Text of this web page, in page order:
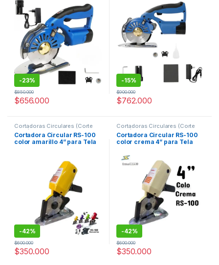
Profesional
-23%
$656.000
$850.000
-15%
$762.000
$900.000
Cortadoras Circulares (Corte
Textil) Sin categorizar
Cortadora Circular RS-100
color amarillo 4” para Tela
-42%
$350.000
$600.000
Cortadoras Circulares (Corte
Textil) Sin categorizar
Cortadora Circular RS-100
color crema 4” para Tela
-42%
$350.000
$600.000